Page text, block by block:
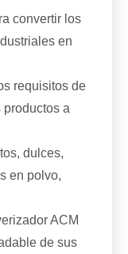
convertir los
en
requisitos de
productos a
dulces,
en polvo,
ACM
de sus